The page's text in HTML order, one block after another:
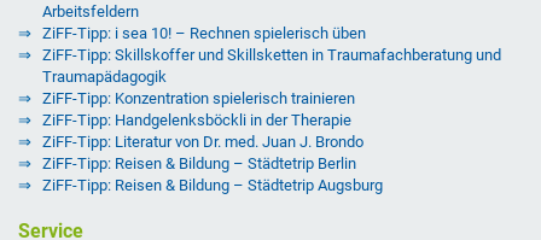
Arbeitsfeldern
ZiFF-Tipp: i sea 10! – Rechnen spielerisch üben
ZiFF-Tipp: Skillskoffer und Skillsketten in Traumafachberatung und
Traumapädagogik
ZiFF-Tipp: Konzentration spielerisch trainieren
ZiFF-Tipp: Handgelenksböckli in der Therapie
ZiFF-Tipp: Literatur von Dr. med. Juan J. Brondo
ZiFF-Tipp: Reisen & Bildung – Städtetrip Berlin
ZiFF-Tipp: Reisen & Bildung – Städtetrip Augsburg
Service